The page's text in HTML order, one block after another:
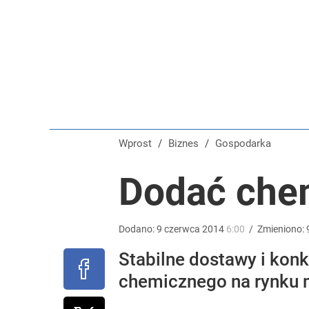
4
Temu, Shein i AliExpress już nie takie atrakcyjne.
Wprost / Biznes / Gospodarka
Dodać
Dodano:9 czerwca 2014 6:00 / Zmieniono:
Stabilne dostawy i
chemicznego na rynku